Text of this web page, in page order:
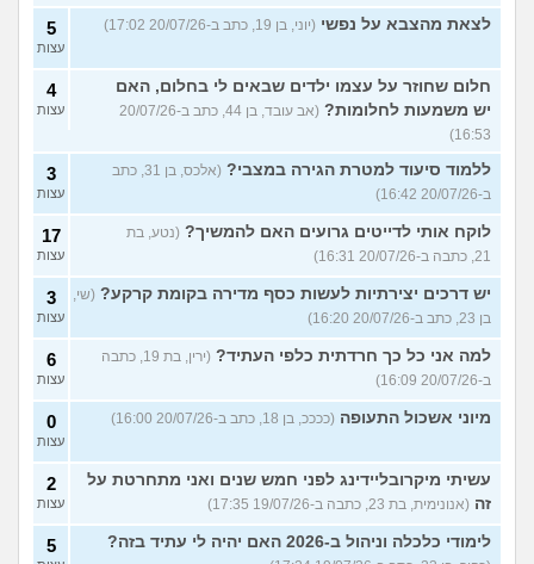
לצאת מהצבא על נפשי (יוני, בן 19, כתב ב-20/07/26 17:02) 5
עצות
חלום שחוזר על עצמו ילדים שבאים לי בחלום, האם
יש משמעות לחלומות?
(אב עובד, בן 44, כתב ב-20/07/26
16:53)
4
עצות
ללמוד סיעוד למטרת הגירה במצבי?
(אלכס, בן 31, כתב
ב-20/07/26 16:42)
3
עצות
לוקח אותי לדייטים גרועים האם להמשיך? (נטע, בת
21, כתבה ב-20/07/26 16:31)
17
עצות
יש דרכים יצירתיות לעשות כסף מדירה בקומת קרקע? (שי,
בן 23, כתב ב-20/07/26 16:20)
3
עצות
למה אני כל כך חרדתית כלפי העתיד?
(ירין, בת 19, כתבה
ב-20/07/26 16:09)
6
עצות
מיוני אשכול התעופה (ככככ, בן 18, כתב ב-20/07/26 16:00) 0
עצות
עשיתי מיקרובליידינג לפני חמש שנים ואני מתחרטת על
זה (אנונימית, בת 23, כתבה ב-19/07/26 17:35)
2
עצות
לימודי כלכלה וניהול ב-2026 האם יהיה לי עתיד בזה? 5